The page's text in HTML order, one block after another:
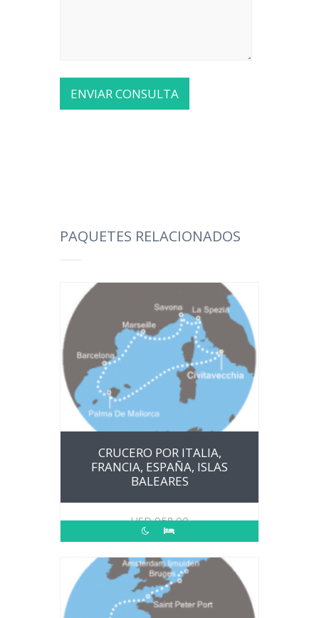
PAQUETES RELACIONADOS
CRUCERO POR ITALIA,
FRANCIA, ESPAÑA, ISLAS
BALEARES
USD958.00